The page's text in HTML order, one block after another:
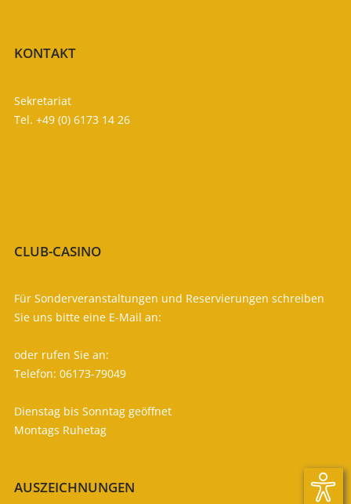
KONTAKT
Sekretariat
Tel. +49 (0) 6173 14 26
CLUB-CASINO
Für Sonderveranstaltungen und Reservierungen schreiben
Sie uns bitte eine E-Mail an:
oder rufen Sie an:
Telefon: 06173-79049
Dienstag bis Sonntag geöffnet
Montags Ruhetag
AUSZEICHNUNGEN